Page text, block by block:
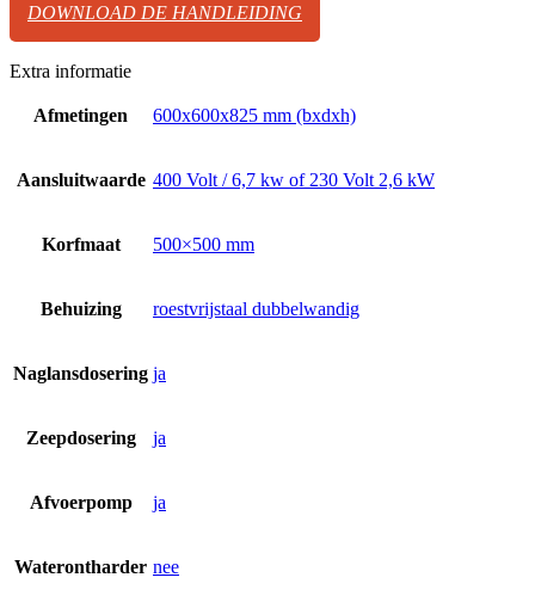
DOWNLOAD DE HANDLEIDING
Extra informatie
Afmetingen 600x600x825 mm (bxdxh)
Aansluitwaarde 400 Volt / 6,7 kw of 230 Volt 2,6 kW
Korfmaat 500×500 mm
Behuizing roestvrijstaal dubbelwandig
Naglansdosering ja
Zeepdosering ja
Afvoerpomp ja
Waterontharder nee